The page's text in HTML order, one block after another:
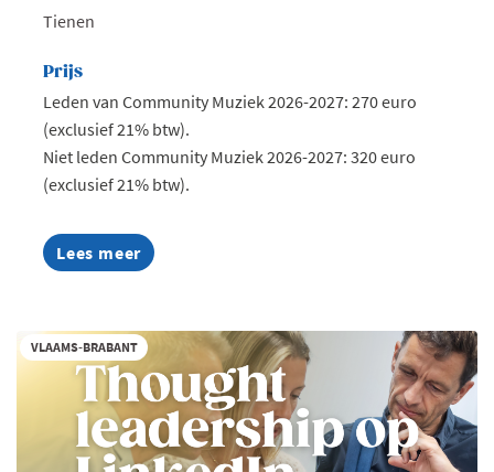
Tienen
Prijs
Leden van Community Muziek 2026-2027: 270 euro
(exclusief 21% btw).
Niet leden Community Muziek 2026-2027: 320 euro
(exclusief 21% btw).
Lees meer
about
Beleef
VIP
met
de
Voka
Muziek
Community
VLAAMS-BRABANT